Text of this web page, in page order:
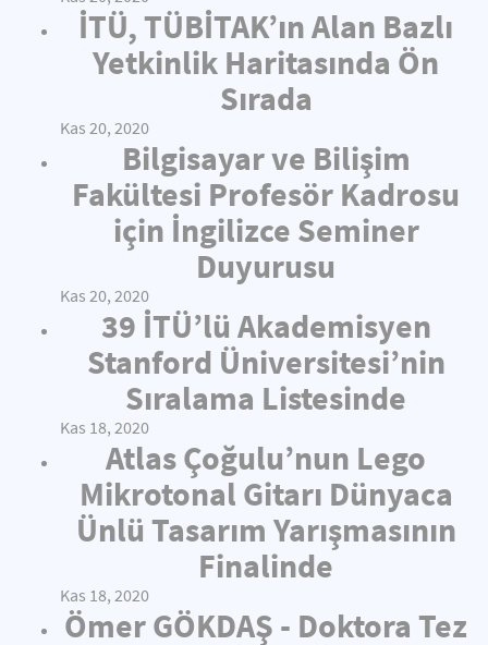
İTÜ, TÜBİTAK’ın Alan Bazlı
Yetkinlik Haritasında Ön
Sırada
Kas 20, 2020
Bilgisayar ve Bilişim
Fakültesi Profesör Kadrosu
için İngilizce Seminer
Duyurusu
Kas 20, 2020
39 İTÜ’lü Akademisyen
Stanford Üniversitesi’nin
Sıralama Listesinde
Kas 18, 2020
Atlas Çoğulu’nun Lego
Mikrotonal Gitarı Dünyaca
Ünlü Tasarım Yarışmasının
Finalinde
Kas 18, 2020
Ömer GÖKDAŞ - Doktora Tez